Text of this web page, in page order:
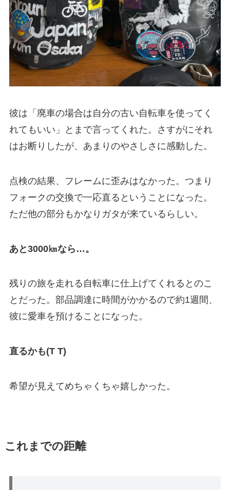
彼は「廃車の場合は自分の古い自転車を使ってく
れてもいい」とまで言ってくれた。さすがにそれ
はお断りしたが、あまりのやさしさに感動した。
点検の結果、フレームに歪みはなかった。つまり
フォークの交換で一応直るということになった。
ただ他の部分もかなりガタが来ているらしい。
あと3000㎞なら…。
残りの旅を走れる自転車に仕上げてくれるとのこ
とだった。部品調達に時間がかかるので約1週間、
彼に愛車を預けることになった。
直るかも(T T)
希望が見えてめちゃくちゃ嬉しかった。
これまでの距離